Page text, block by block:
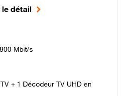
le détail
Mbit/s
+ 1 Décodeur TV UHD en